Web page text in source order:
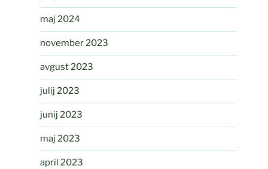
maj 2024
november 2023
avgust 2023
julij 2023
junij 2023
maj 2023
april 2023